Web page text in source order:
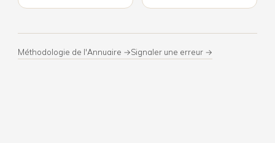
Méthodologie de l'Annuaire →Signaler une erreur →